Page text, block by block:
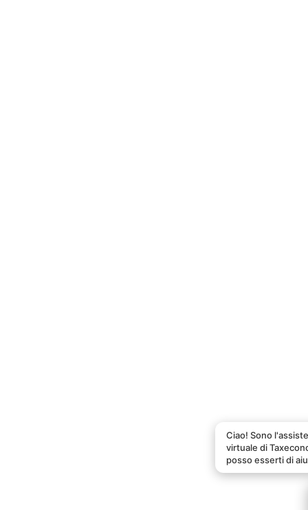
Ciao! Sono
virtuale di
posso esserti di